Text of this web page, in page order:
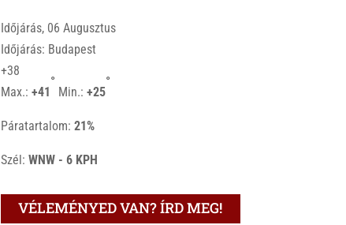
Időjárás, 06 Augusztus
Időjárás: Budapest
+38
Max.:+41
°
Min.:+25
°
Páratartalom:21%
Szél:WNW - 6 KPH
VÉLEMÉNYED VAN? ÍRD MEG!